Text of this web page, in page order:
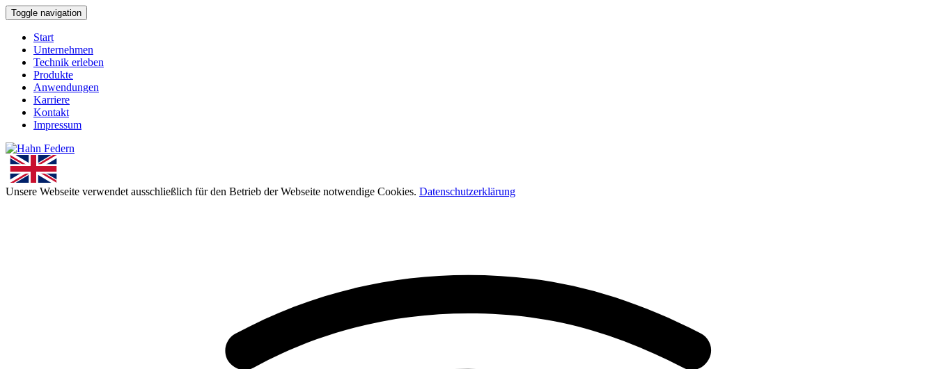
Toggle navigation
Start
Unternehmen
Technik erleben
Produkte
Anwendungen
Karriere
Kontakt
Impressum
Unsere Webseite verwendet ausschließlich für den Betrieb der Webseite notwendige Cookies. Datenschutzerklärung